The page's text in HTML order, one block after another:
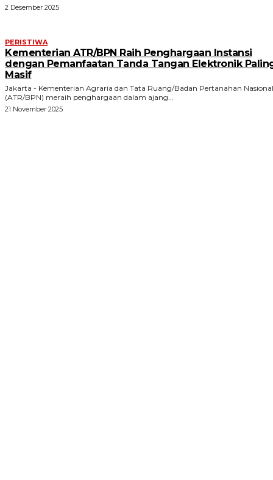
2 Desember 2025
PERISTIWA
Kementerian ATR/BPN Raih Penghargaan Instansi
dengan Pemanfaatan Tanda Tangan Elektronik
Masif
Jakarta - Kementerian Agraria dan Tata Ruang/Badan Pertanahan Nasional
(ATR/BPN) meraih penghargaan dalam ajang...
21 November 2025